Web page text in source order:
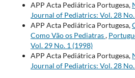
APP Acta Pediátrica Portugesa,
Journal of Pediatrics: Vol. 28
APP Acta Pediátrica Portugesa,
Como Vão os Pediatras,
Vol. 29 No. 1 (1998)
APP Acta Pediátrica Portugesa,
Journal of Pediatrics: Vol. 28